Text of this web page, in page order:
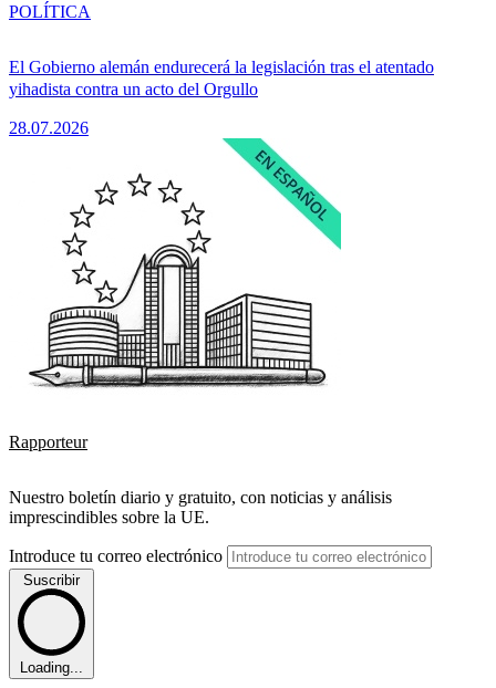
El Gobierno alemán endurecerá la legislación tras el atentado
yihadista contra un acto del Orgullo
28.07.2026
POLÍTICA
Rapporteur
Nuestro boletín diario y gratuito, con noticias y análisis
imprescindibles sobre la UE.
Introduce tu correo electrónico
Suscribir
Loading...